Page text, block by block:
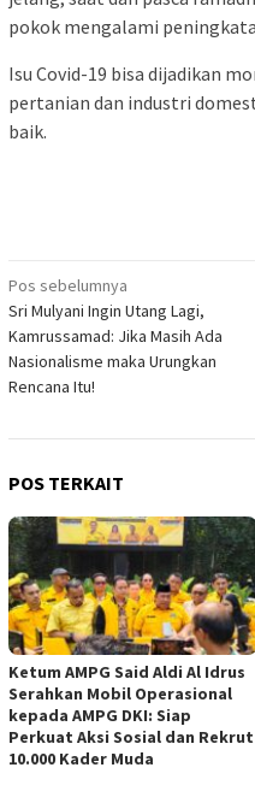
pokok mengalami
Isu Covid-19 bisa dijadikan
pertanian dan industri
baik.
Navigasi
pos
Pos sebelumnya
Sri Mulyani Ingin Utang Lagi,
Kamrussamad: Jika Masih Ada
Nasionalisme maka Urungkan
Rencana Itu!
POS TERKAIT
Ketum AMPG Said Aldi Al Idrus
Serahkan Mobil Operasional
kepada AMPG DKI: Siap
Perkuat Aksi Sosial dan Rekrut
10.000 Kader Muda